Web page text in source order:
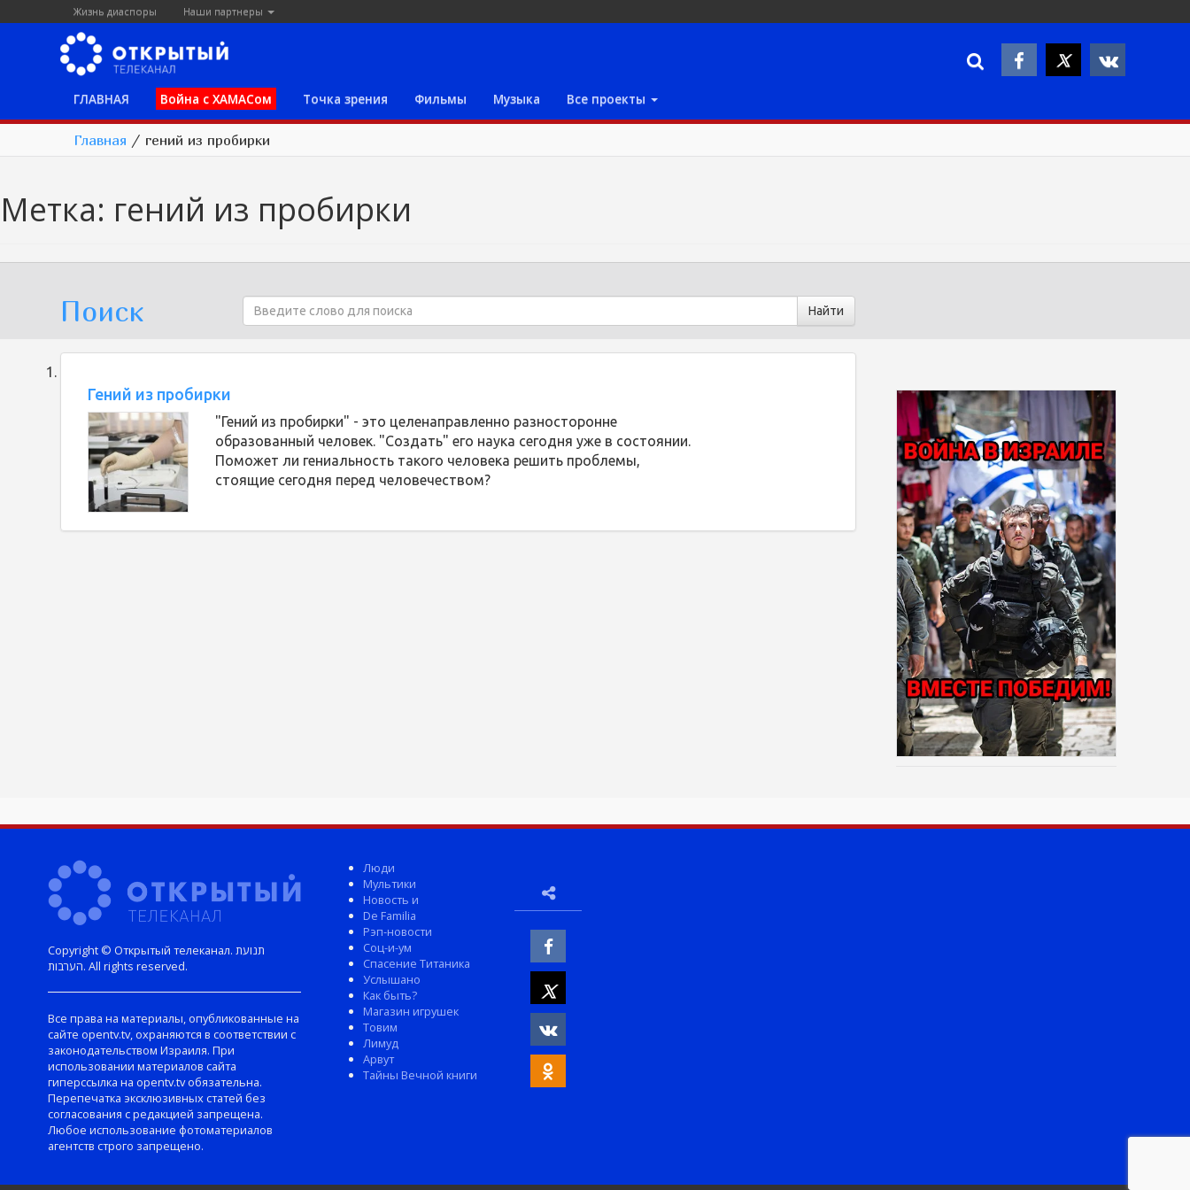
Жизнь диаспоры Наши партнеры
ГЛАВНАЯ Война с ХАМАСом Точка зрения Фильмы Музыка Все проекты
Главная / гений из пробирки
Метка: гений из пробирки
Поиск
Гений из пробирки
"Гений из пробирки" - это целенаправленно разносторонне
образованный человек. "Создать" его наука сегодня уже в состоянии.
Поможет ли гениальность такого человека решить проблемы,
стоящие сегодня перед человечеством?
Copyright © Открытый телеканал. תנועת
הערבות. All rights reserved.
Все права на материалы, опубликованные на
сайте opentv.tv, охраняются в соответствии с
законодательством Израиля. При
использовании материалов сайта
гиперссылка на opentv.tv обязательна.
Перепечатка эксклюзивных статей без
согласования с редакцией запрещена.
Любое использование фотоматериалов
агентств строго запрещено.
Люди
Мультики
Новость и
De Familia
Рэп-новости
Соц-и-ум
Спасение Титаника
Услышано
Как быть?
Магазин игрушек
Товим
Лимуд
Арвут
Тайны Вечной книги